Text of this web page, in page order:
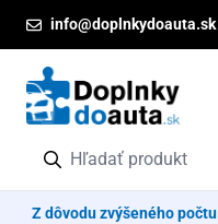
info@doplnkydoauta.sk
Z dôvodu zvýšeného